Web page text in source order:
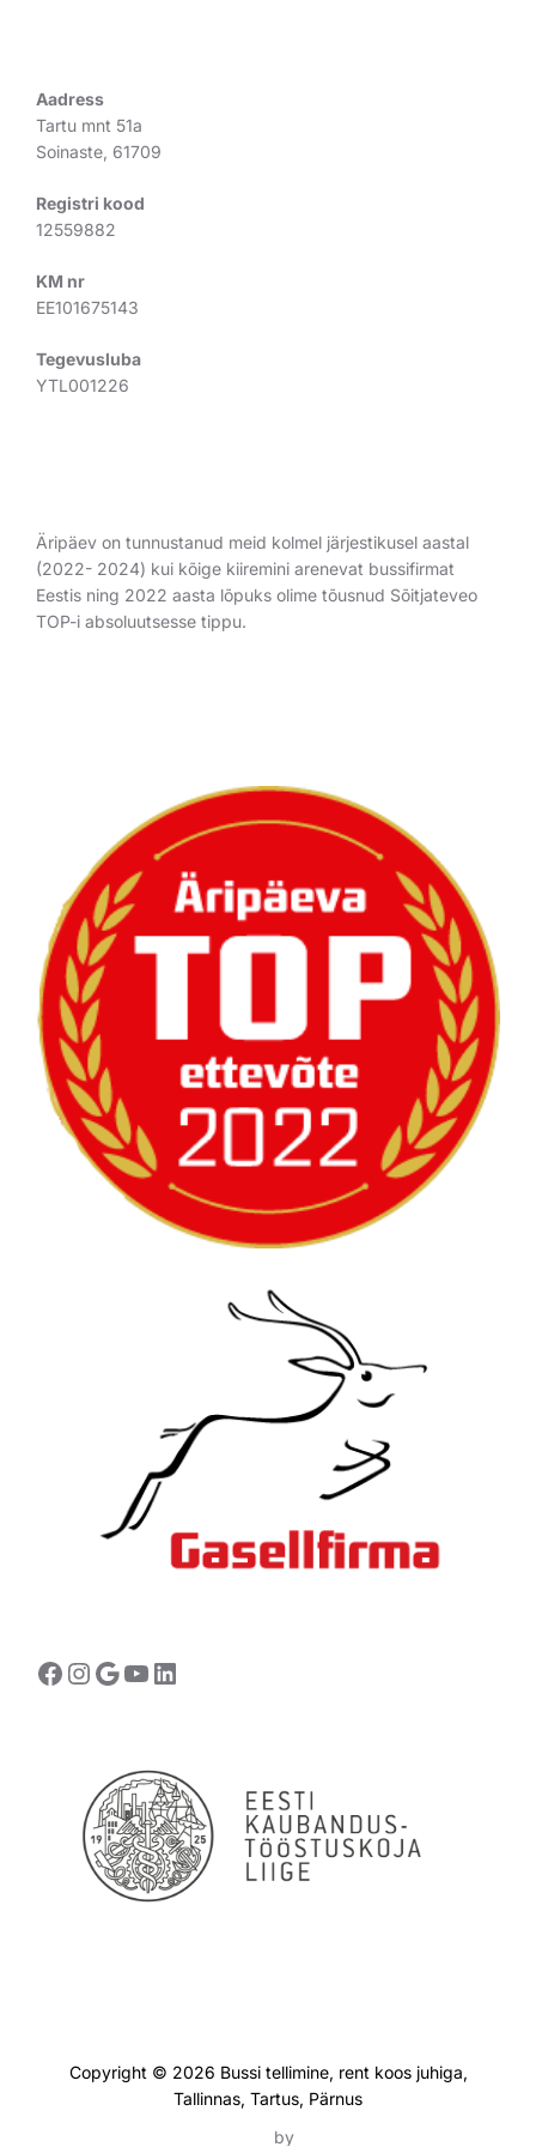
Aadress
Tartu mnt 51a
Soinaste, 61709
Registri kood
12559882
KM nr
EE101675143
Tegevusluba
YTL001226
Äripäev on tunnustanud meid kolmel järjestikusel aastal
(2022- 2024) kui kõige kiiremini arenevat bussifirmat
Eestis ning 2022 aasta lõpuks olime tõusnud Sõitjateveo
TOP-i absoluutsesse tippu.
Facebook
Instagram
Google
YouTube
LinkedIn
Copyright © 2026 Bussi tellimine, rent koos juhiga,
Tallinnas, Tartus, Pärnus
by